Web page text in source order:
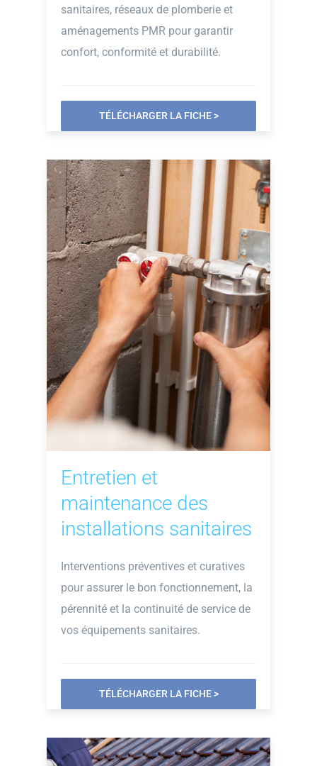
sanitaires, réseaux de plomberie et
aménagements PMR pour garantir
confort, conformité et durabilité.
TÉLÉCHARGER LA FICHE >
Entretien et
maintenance des
installations sanitaires
Interventions préventives et curatives
pour assurer le bon fonctionnement, la
pérennité et la continuité de service de
vos équipements sanitaires.
TÉLÉCHARGER LA FICHE >